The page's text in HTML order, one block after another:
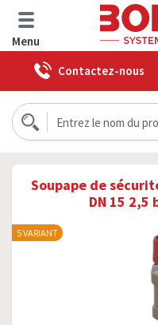
Menu
Contactez-nous
Soupape de
DN 15 2,5
5 VARIANT